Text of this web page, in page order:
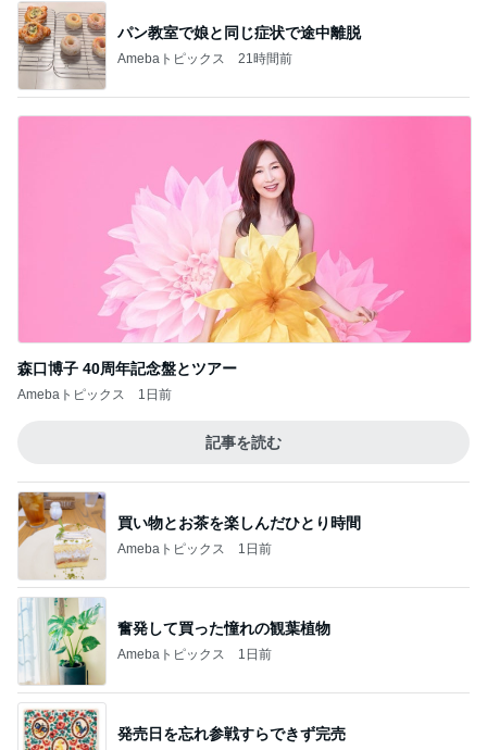
パン教室で娘と同じ症状で途中離脱
Amebaトピックス 21時間前
森口博子 40周年記念盤とツアー
Amebaトピックス 1日前
記事を読む
買い物とお茶を楽しんだひとり時間
Amebaトピックス 1日前
奮発して買った憧れの観葉植物
Amebaトピックス 1日前
発売日を忘れ参戦すらできず完売